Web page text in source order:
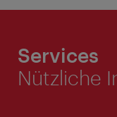
Services
Nützliche